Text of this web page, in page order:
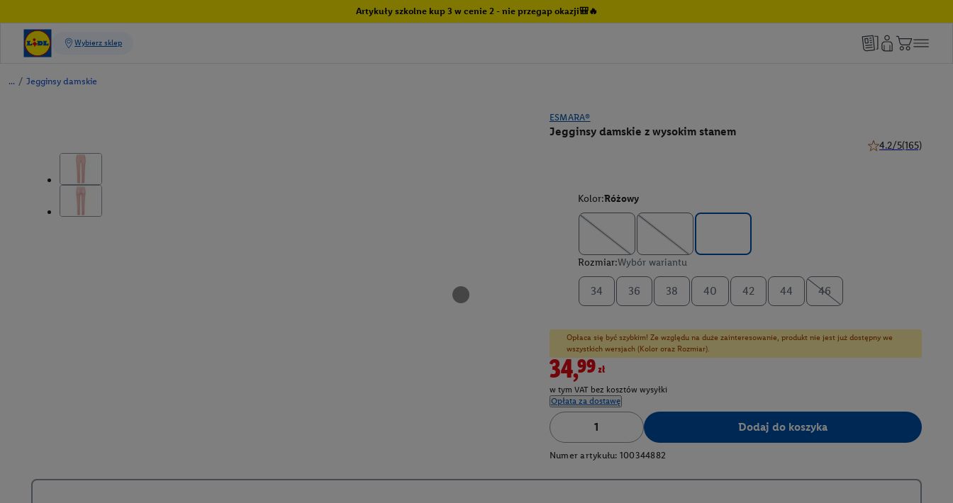
Artykuły szkolne kup 3 w cenie 2 - nie przegap okazji🎒🔥
/ Jegginsy damskie
ESMARA®
Jegginsy damskie z wysokim stanem
4.2/5(165)
Kolor:Różowy
Rozmiar:Wybór wariantu
34 36 38 40 42 44 46
Opłaca się być szybkim! Ze względu na duże zainteresowanie, produkt nie jest już dostępny we
wszystkich wersjach (Kolor oraz Rozmiar).
34,99zł
w tym VAT bez kosztów wysyłki
Opłata za dostawę
Dodaj do koszyka
Numer artykułu: 100344882